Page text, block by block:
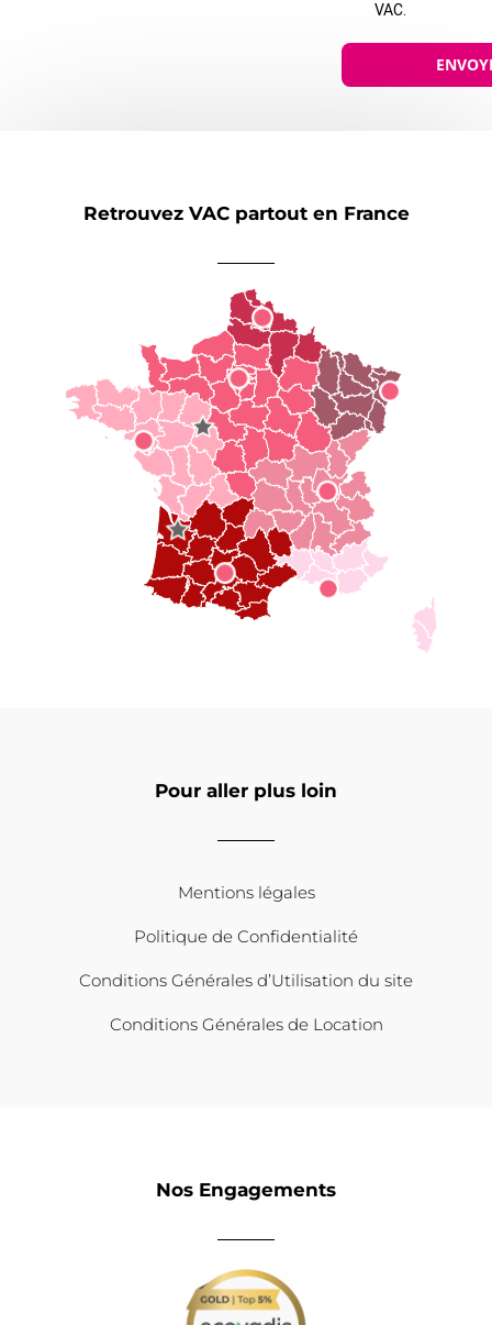
VAC.
Retrouvez VAC partout en France
Pour aller plus loin
Mentions légales
Politique de Confidentialité
Conditions Générales d’Utilisation du site
Conditions Générales de Location
Nos Engagements